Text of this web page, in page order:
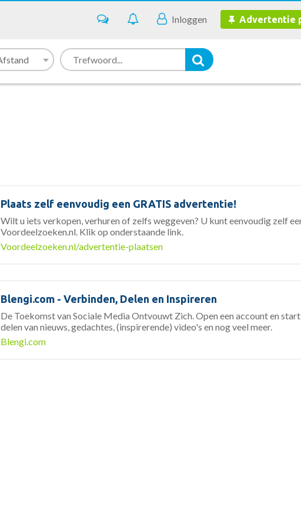
Inloggen Advertentie
Plaats zelf eenvoudig een GRATIS advertentie!
Wilt u iets verkopen, verhuren of zelfs weggeven? U kunt eenvoudig zelf
Voordeelzoeken.nl. Klik op onderstaande link.
Voordeelzoeken.nl/advertentie-plaatsen
Blengi.com - Verbinden, Delen en Inspireren
De Toekomst van Sociale Media Ontvouwt Zich. Open een account en
delen van nieuws, gedachtes, (inspirerende) video's en nog veel meer.
Blengi.com